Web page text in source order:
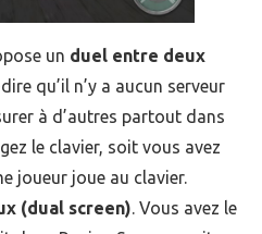
un duel entre deux
qu’il n’y a aucun serveur
à d’autres partout dans
le clavier, soit vous avez
joueur joue au clavier.
(dual screen). Vous avez le